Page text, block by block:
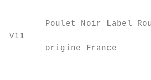
Poulet Noir Label
V11
       origine France